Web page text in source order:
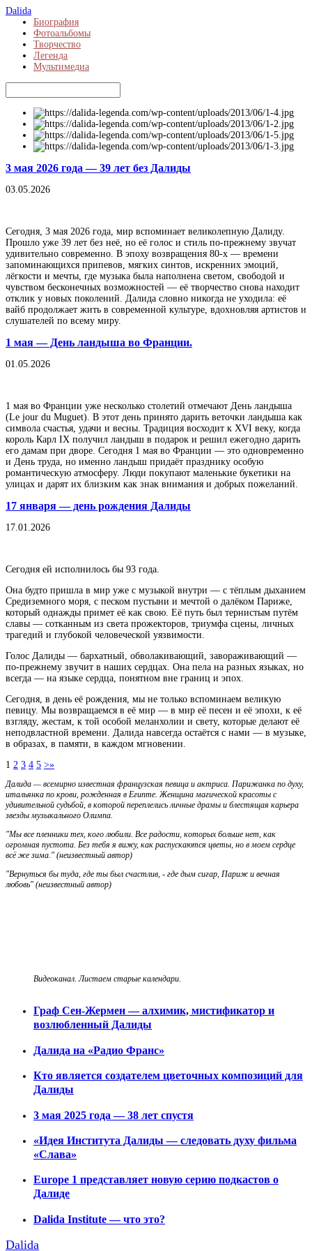
Dalida
Биография
Фотоальбомы
Творчество
Легенда
Мультимедиа
3 мая 2026 года — 39 лет без Далиды
03.05.2026
Сегодня, 3 мая 2026 года, мир вспоминает великолепную Далиду.
Прошло уже 39 лет без неё, но её голос и стиль по-прежнему звучат
удивительно современно. В эпоху возвращения 80-х — времени
запоминающихся припевов, мягких синтов, искренних эмоций,
лёгкости и мечты, где музыка была наполнена светом, свободой и
чувством бесконечных возможностей — её творчество снова находит
отклик у новых поколений. Далида словно никогда не уходила: её
вайб продолжает жить в современной культуре, вдохновляя артистов и
слушателей по всему миру.
1 мая — День ландыша во Франции.
01.05.2026
1 мая во Франции уже несколько столетий отмечают День ландыша
(Le jour du Muguet). В этот день принято дарить веточки ландыша как
символа счастья, удачи и весны. Традиция восходит к XVI веку, когда
король Карл IX получил ландыш в подарок и решил ежегодно дарить
его дамам при дворе. Сегодня 1 мая во Франции — это одновременно
и День труда, но именно ландыш придаёт празднику особую
романтическую атмосферу. Люди покупают маленькие букетики на
улицах и дарят их близким как знак внимания и добрых пожеланий.
17 января — день рождения Далиды
17.01.2026
Сегодня ей исполнилось бы 93 года.
Она будто пришла в мир уже с музыкой внутри — с тёплым дыханием
Средиземного моря, с песком пустыни и мечтой о далёком Париже,
который однажды примет её как свою. Её путь был тернистым путём
славы — сотканным из света прожекторов, триумфа сцены, личных
трагедий и глубокой человеческой уязвимости.
Голос Далиды — бархатный, обволакивающий, завораживающий —
по-прежнему звучит в наших сердцах. Она пела на разных языках, но
всегда — на языке сердца, понятном вне границ и эпох.
Сегодня, в день её рождения, мы не только вспоминаем великую
певицу. Мы возвращаемся в её мир — в мир её песен и её эпохи, к её
взгляду, жестам, к той особой меланхолии и свету, которые делают её
неподвластной времени. Далида навсегда остаётся с нами — в музыке,
в образах, в памяти, в каждом мгновении.
1 2 3 4 5 >»
Далида — всемирно известная французская певица и актриса. Парижанка по духу,
итальянка по крови, рожденная в Египте. Женщина магической красоты с
удивительной судьбой, в которой переплелись личные драмы и блестящая карьера
звезды музыкального Олимпа.
"Мы все пленники тех, кого любили. Все радости, которых больше нет, как
огромная пустота. Без тебя я вижу, как распускаются цветы, но в моем сердце
всё же зима." (неизвестный автор)
"Вернуться бы туда, где ты был счастлив, - где дым сигар, Париж и вечная
любовь" (неизвестный автор)
Видеоканал. Листаем старые календари.
Граф Сен-Жермен — алхимик, мистификатор и
возлюбленный Далиды
Далида на «Радио Франс»
Кто является создателем цветочных композиций для
Далиды
3 мая 2025 года — 38 лет спустя
«Идея Института Далиды — следовать духу фильма
«Слава»
Europe 1 представляет новую серию подкастов о
Далиде
Dalida Institute — что это?
Dalida